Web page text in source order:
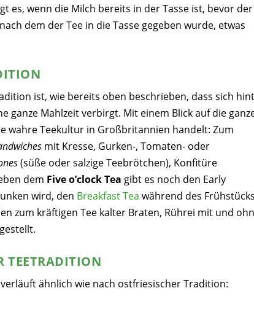
es, wenn die Milch bereits in der Tasse ist, bevor der
dem der Tee in die Tasse gegeben wurde, etwas
ist, wie bereits oben beschrieben, dass sich
ganze Mahlzeit verbirgt. Mit einem Blick auf die
wahre Teekultur in Großbritannien handelt: Zum
mit Kresse, Gurken-, Tomaten- oder
(süße oder salzige Teebrötchen), Konfitüre
dem Five o’clock Tea gibt es noch den Early
wird, den Breakfast Tea während des Frühstücks
zum kräftigen Tee kalter Braten, Rührei mit und
TEETRADITION
ähnlich wie nach ostfriesischer Tradition: